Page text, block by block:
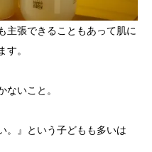
主張できることもあって肌に
す。
ないこと。
。』という子どもも多いは